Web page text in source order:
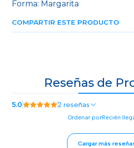
Forma: Margarita
COMPARTIR ESTE PRODUCTO
Reseñas de
5.0 2 reseñas
Ordenar porRecién
Cargar más